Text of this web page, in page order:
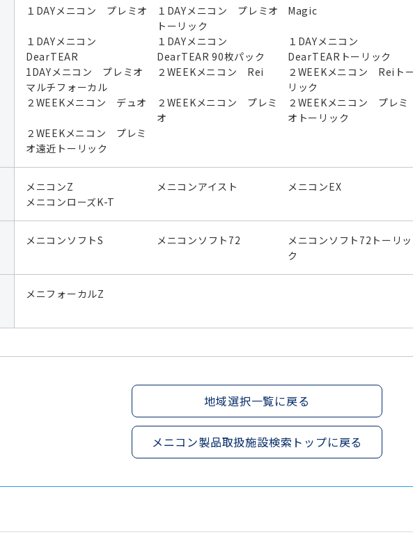
１DAYメニコン プレミオ
１DAYメニコン プレミオ
トーリック
Magic
１DAYメニコン
DearTEAR
１DAYメニコン
DearTEAR 90枚パック
１DAYメニコン
DearTEARトーリック
1DAYメニコン プレミオ
マルチフォーカル
２WEEKメニコン Rei
２WEEKメニコン Reiト
リック
２WEEKメニコン デュオ
２WEEKメニコン プレミ
オ
２WEEKメニコン プレミ
オトーリック
２WEEKメニコン プレミ
オ遠近トーリック
メニコンZ メニコンアイスト
メニコンEX
メニコンローズK-T
メニコンソフトS メニコンソフト72
メニコンソフト72トーリッ
ク
メニフォーカルZ
地域選択一覧に戻る
メニコン製品取扱施設検索トップに戻る